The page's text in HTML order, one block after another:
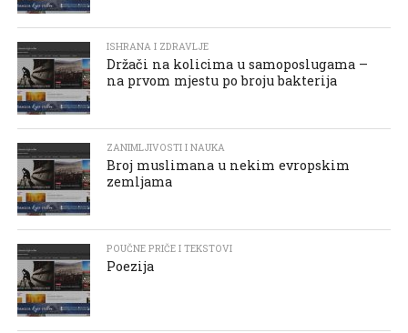
ISHRANA I ZDRAVLJE
Držači na kolicima u samoposlugama –
na prvom mjestu po broju bakterija
ZANIMLJIVOSTI I NAUKA
Broj muslimana u nekim evropskim
zemljama
POUČNE PRIČE I TEKSTOVI
Poezija